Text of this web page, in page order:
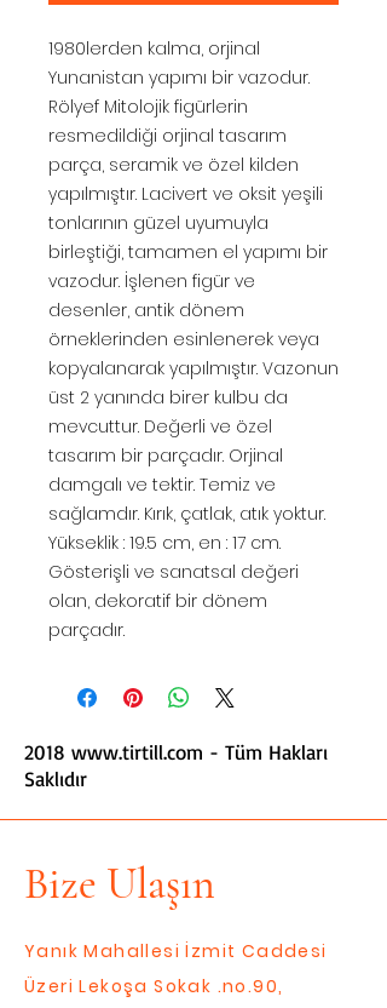
1980lerden kalma, orjinal
Yunanistan yapımı bir vazodur.
Rölyef Mitolojik figürlerin
resmedildiği orjinal tasarım
parça, seramik ve özel kilden
yapılmıştır. Lacivert ve oksit yeşili
tonlarının güzel uyumuyla
birleştiği, tamamen el yapımı bir
vazodur. İşlenen figür ve
desenler, antik dönem
örneklerinden esinlenerek veya
kopyalanarak yapılmıştır. Vazonun
üst 2 yanında birer kulbu da
mevcuttur. Değerli ve özel
tasarım bir parçadır. Orjinal
damgalı ve tektir. Temiz ve
sağlamdır. Kırık, çatlak, atık yoktur.
Yükseklik : 19.5 cm, en : 17 cm.
Gösterişli ve sanatsal değeri
olan, dekoratif bir dönem
parçadır.
2018 www.tirtill.com - Tüm Hakları
Saklıdır
Bize Ulaşın
Yanık Mahallesi İzmit Caddesi
Üzeri Lekoşa Sokak .no.90,